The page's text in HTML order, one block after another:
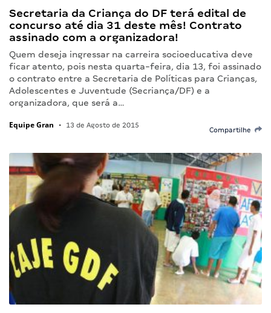
Secretaria da Criança do DF terá edital de
concurso até dia 31 deste mês! Contrato
assinado com a organizadora!
Quem deseja ingressar na carreira socioeducativa deve
ficar atento, pois nesta quarta-feira, dia 13, foi assinado
o contrato entre a Secretaria de Políticas para Crianças,
Adolescentes e Juventude (Secriança/DF) e a
organizadora, que será a…
Equipe Gran • 13 de Agosto de 2015
Compartilhe